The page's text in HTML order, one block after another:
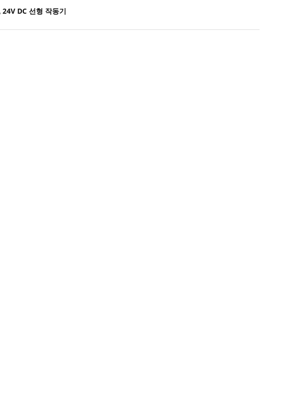
, 24V DC 선형 작동기